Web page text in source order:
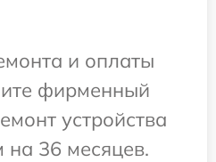
и оплаты
фирменный
устройства
36 месяцев.